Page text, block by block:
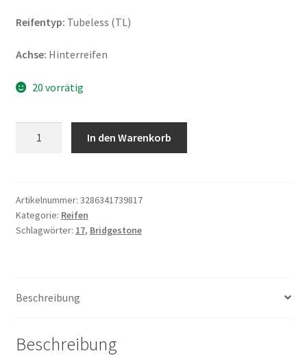
Reifentyp: Tubeless (TL)
Achse: Hinterreifen
20 vorrätig
-
17
65H
In den Warenkorb
Artikelnummer: 3286341739817
Kategorie: Reifen
Schlagwörter: 17, Bridgestone
Beschreibung
Beschreibung